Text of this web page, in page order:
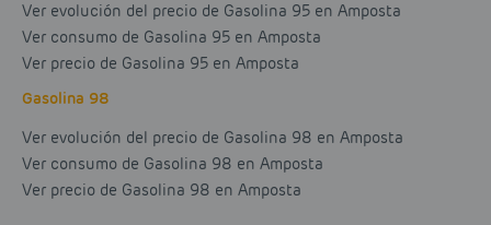
Ver evolución del precio de Gasolina 95 en Amposta
Ver consumo de Gasolina 95 en Amposta
Ver precio de Gasolina 95 en Amposta
Gasolina 98
Ver evolución del precio de Gasolina 98 en Amposta
Ver consumo de Gasolina 98 en Amposta
Ver precio de Gasolina 98 en Amposta